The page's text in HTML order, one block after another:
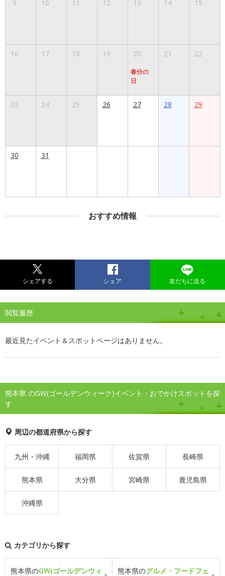
9 10 11 12 13 14 15
16 17 18 19 20
春分の
日
21 22
23 24 25 26 27 28 29
30 31
おすすめ情報
シェアする シェア 友だちに送る
閲覧履歴
最近見たイベント＆スポットページはありません。
熊本県 のGW(ゴールデンウィーク)イベント・おでかけスポットを探
す
周辺の都道府県から探す
九州・沖縄 福岡県 佐賀県 長崎県
熊本県 大分県 宮崎県 鹿児島県
沖縄県
カテゴリから探す
熊本県のGW(ゴールデンウィ
熊本県のグルメ・フードフェ